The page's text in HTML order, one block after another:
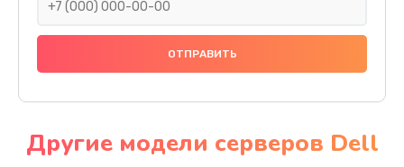
Ремонт цепей питания
Другие модели серверов Dell